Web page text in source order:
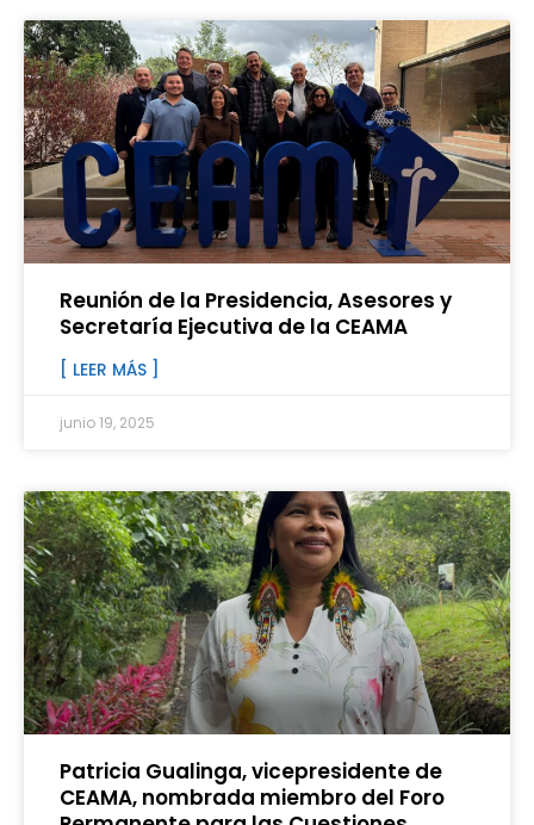
Reunión de la Presidencia, Asesores y
Secretaría Ejecutiva de la CEAMA
[ LEER MÁS ]
junio 19, 2025
Patricia Gualinga, vicepresidente de
CEAMA, nombrada miembro del Foro